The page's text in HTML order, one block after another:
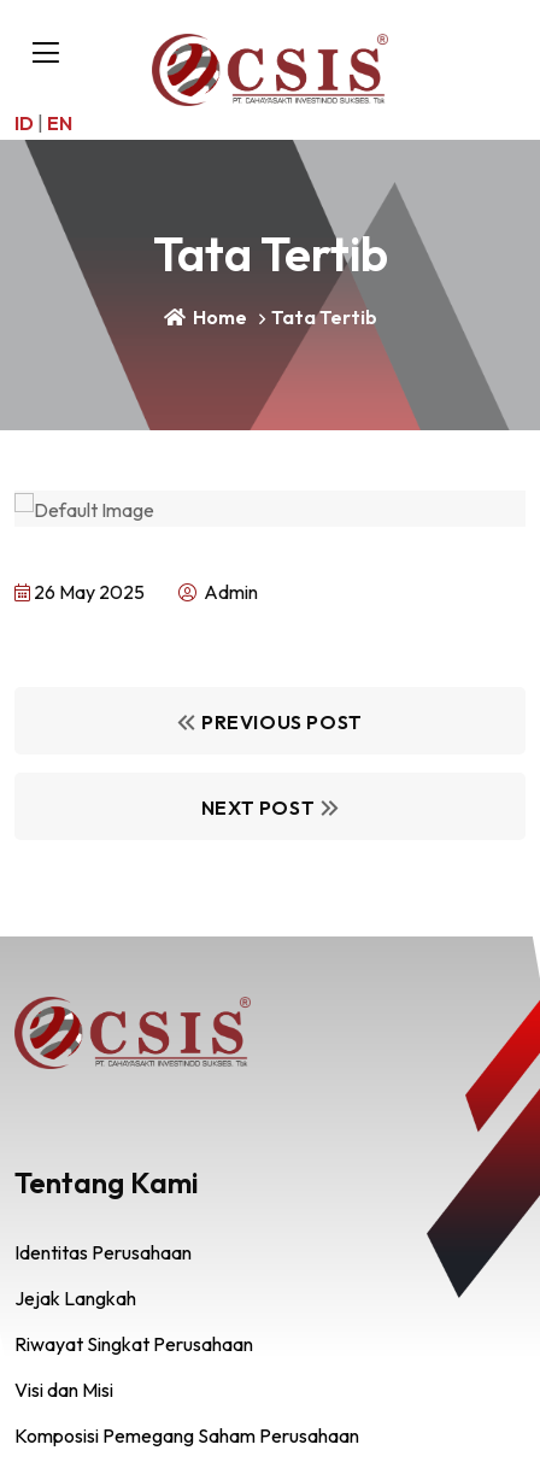
ID EN
Tata Tertib
Home Tata Tertib
26 May 2025 Admin
PREVIOUS POST
NEXT POST
Tentang Kami
Identitas Perusahaan
Jejak Langkah
Riwayat Singkat Perusahaan
Visi dan Misi
Komposisi Pemegang Saham Perusahaan